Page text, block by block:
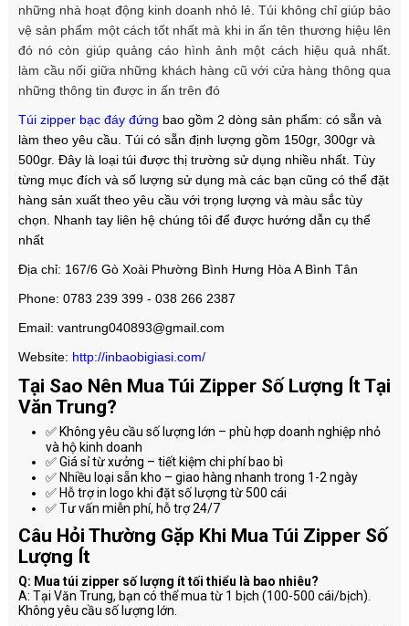
những nhà hoạt động kinh doanh nhỏ lẻ. Túi không chỉ giúp bảo
vệ sản phẩm một cách tốt nhất mà khi in ấn tên thương hiệu lên
đó nó còn giúp quảng cáo hình ảnh một cách hiệu quả nhất.
làm cầu nối giữa những khách hàng cũ với cửa hàng thông qua
những thông tin được in ấn trên đó
Túi zipper bạc đáy đứng bao gồm 2 dòng sản phẩm: có sẵn và
làm theo yêu cầu. Túi có sẵn định lượng gồm 150gr, 300gr và
500gr. Đây là loại túi được thị trường sử dụng nhiều nhất. Tùy
từng mục đích và số lượng sử dụng mà các bạn cũng có thể đặt
hàng sản xuất theo yêu cầu với trọng lượng và màu sắc tùy
chọn. Nhanh tay liên hệ chúng tôi để được hướng dẫn cụ thể
nhất
Địa chỉ: 167/6 Gò Xoài Phường Bình Hưng Hòa A Bình Tân
Phone: 0783 239 399 - 038 266 2387
Email: vantrung040893@gmail.com
Website: http://inbaobigiasi.com/
Tại Sao Nên Mua Túi Zipper Số Lượng Ít Tại
Văn Trung?
✅ Không yêu cầu số lượng lớn – phù hợp doanh nghiệp nhỏ
và hộ kinh doanh
✅ Giá sỉ từ xưởng – tiết kiệm chi phí bao bì
✅ Nhiều loại sẵn kho – giao hàng nhanh trong 1-2 ngày
✅ Hỗ trợ in logo khi đặt số lượng từ 500 cái
✅ Tư vấn miễn phí, hỗ trợ 24/7
Câu Hỏi Thường Gặp Khi Mua Túi Zipper Số
Lượng Ít
Q: Mua túi zipper số lượng ít tối thiểu là bao nhiêu?
A: Tại Văn Trung, bạn có thể mua từ 1 bịch (100-500 cái/bịch).
Không yêu cầu số lượng lớn.